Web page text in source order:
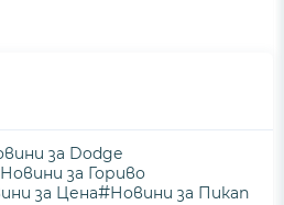
за Dodge
Новини за Гориво
за Цена#Новини за Пикап